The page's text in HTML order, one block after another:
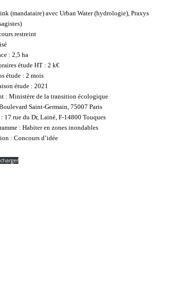
(mandataire) avec Urban Water (hydrologie), Praxys
restreint
: 2,5 ha
étude HT : 2 k€
étude : 2 mois
étude : 2021
: Ministère de la transition écologique
Saint-Germain, 75007 Paris
17 rue du Dr, Lainé, F-14800 Touques
: Habiter en zones inondables
: Concours d’idée